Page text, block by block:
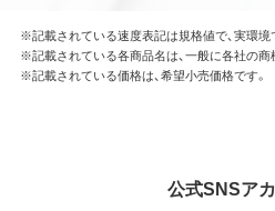
※記載されている速度表記は規格値で、実環境
※記載されている各商品名は、一般に各社の商
※記載されている価格は、希望小売価格です。
公式SNSア